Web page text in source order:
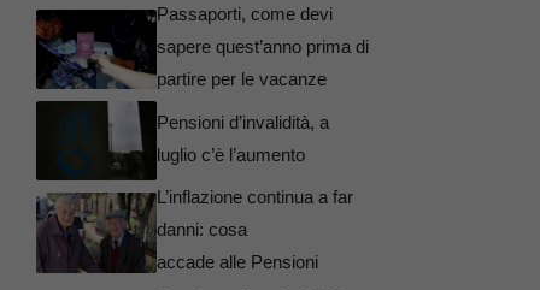
Passaporti, come devi
sapere quest’anno prima di
partire per le vacanze
Pensioni d’invalidità, a
luglio c’è l’aumento
L’inflazione continua a far
danni: cosa
accade alle Pensioni